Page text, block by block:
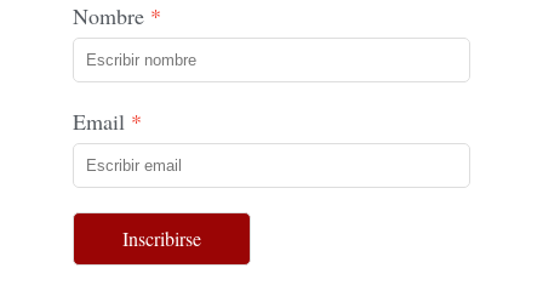
Nombre
Email
Inscribirse